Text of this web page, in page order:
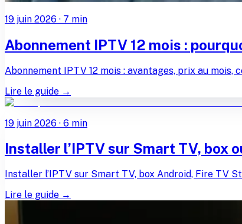
19 juin 2026 · 7 min
Abonnement IPTV 12 mois :
Abonnement IPTV 12 mois : avantages, prix au
Lire le guide →
19 juin 2026 · 6 min
Installer l’IPTV sur Smart TV, box
Installer l’IPTV sur Smart TV, box Android, Fire TV
Lire le guide →